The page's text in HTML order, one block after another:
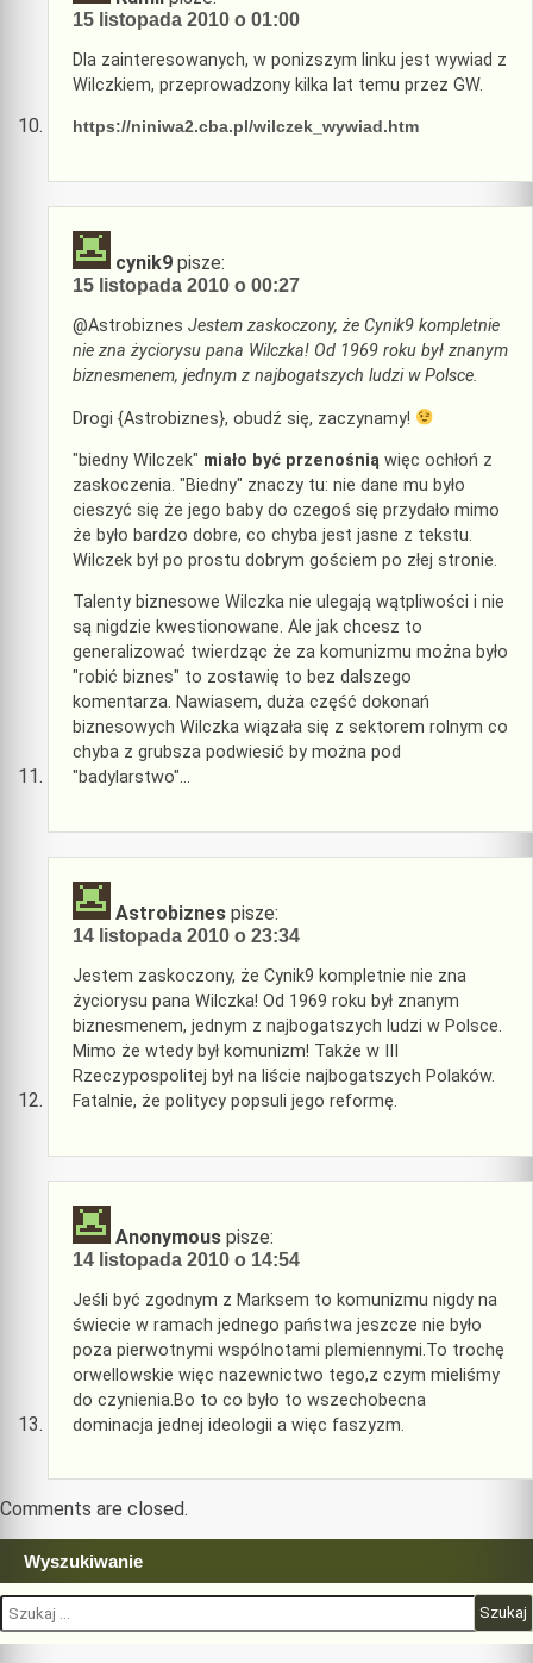
15 listopada 2010 o 01:00
Dla zainteresowanych, w ponizszym linku jest wywiad z
Wilczkiem, przeprowadzony kilka lat temu przez GW.
https://niniwa2.cba.pl/wilczek_wywiad.htm
cynik9 pisze:
15 listopada 2010 o 00:27
@Astrobiznes Jestem zaskoczony, że Cynik9 kompletnie
nie zna życiorysu pana Wilczka! Od 1969 roku był znanym
biznesmenem, jednym z najbogatszych ludzi w Polsce.
Drogi {Astrobiznes}, obudź się, zaczynamy!
"biedny Wilczek" miało być przenośnią więc ochłoń z
zaskoczenia. "Biedny" znaczy tu: nie dane mu było
cieszyć się że jego baby do czegoś się przydało mimo
że było bardzo dobre, co chyba jest jasne z tekstu.
Wilczek był po prostu dobrym gościem po złej stronie.
Talenty biznesowe Wilczka nie ulegają wątpliwości i nie
są nigdzie kwestionowane. Ale jak chcesz to
generalizować twierdząc że za komunizmu można było
"robić biznes" to zostawię to bez dalszego
komentarza. Nawiasem, duża część dokonań
biznesowych Wilczka wiązała się z sektorem rolnym co
chyba z grubsza podwiesić by można pod
"badylarstwo"…
Astrobiznes pisze:
14 listopada 2010 o 23:34
Jestem zaskoczony, że Cynik9 kompletnie nie zna
życiorysu pana Wilczka! Od 1969 roku był znanym
biznesmenem, jednym z najbogatszych ludzi w Polsce.
Mimo że wtedy był komunizm! Także w III
Rzeczypospolitej był na liście najbogatszych Polaków.
Fatalnie, że politycy popsuli jego reformę.
Anonymous pisze:
14 listopada 2010 o 14:54
Jeśli być zgodnym z Marksem to komunizmu nigdy na
świecie w ramach jednego państwa jeszcze nie było
poza pierwotnymi wspólnotami plemiennymi.To trochę
orwellowskie więc nazewnictwo tego,z czym mieliśmy
do czynienia.Bo to co było to wszechobecna
dominacja jednej ideologii a więc faszyzm.
Comments are closed.
Wyszukiwanie
Szukaj: